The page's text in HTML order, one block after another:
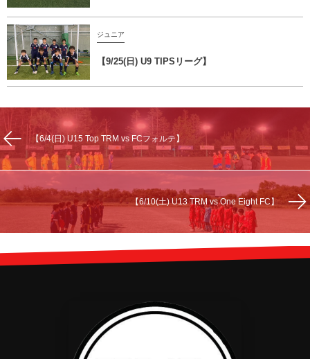
ジュニア
【9/25(日) U9 TIPSリーグ】
【6/4(日) U15 Top TRM vs FCフォルテ】
【6/10(土) U13 TRM vs One Eight FC】